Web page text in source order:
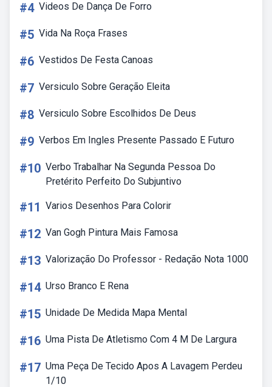
#4 Videos De Dança De Forro
#5 Vida Na Roça Frases
#6 Vestidos De Festa Canoas
#7 Versiculo Sobre Geração Eleita
#8 Versiculo Sobre Escolhidos De Deus
#9 Verbos Em Ingles Presente Passado E Futuro
#10 Verbo Trabalhar Na Segunda Pessoa Do
Pretérito Perfeito Do Subjuntivo
#11 Varios Desenhos Para Colorir
#12 Van Gogh Pintura Mais Famosa
#13 Valorização Do Professor - Redação Nota 1000
#14 Urso Branco E Rena
#15 Unidade De Medida Mapa Mental
#16 Uma Pista De Atletismo Com 4 M De Largura
#17 Uma Peça De Tecido Apos A Lavagem Perdeu
1/10